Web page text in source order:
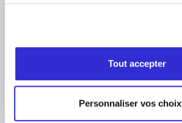
Tout accepter
Personnaliser vos choix